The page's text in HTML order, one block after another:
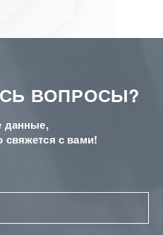
ВОПРОСЫ?
данные,
с вами!